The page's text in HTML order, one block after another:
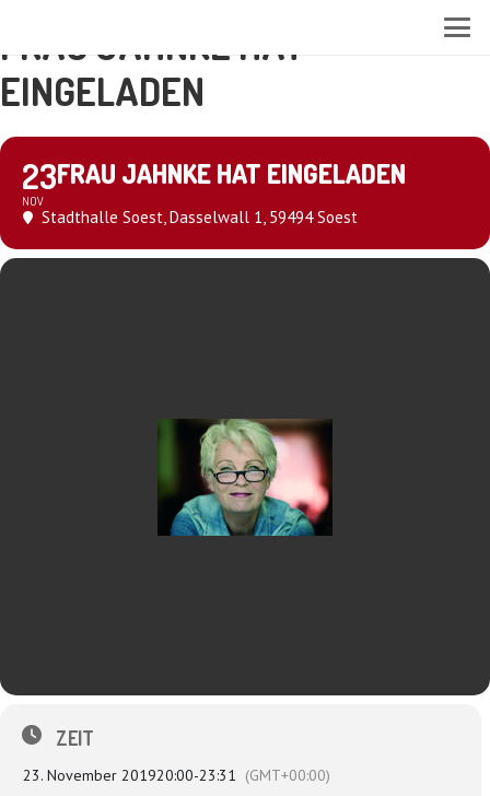
FRAU JAHNKE HAT
EINGELADEN
23
NOV
FRAU JAHNKE HAT EINGELADEN
Stadthalle Soest, Dasselwall 1, 59494 Soest
ZEIT
23. November 201920:00-23:31 (GMT+00:00)